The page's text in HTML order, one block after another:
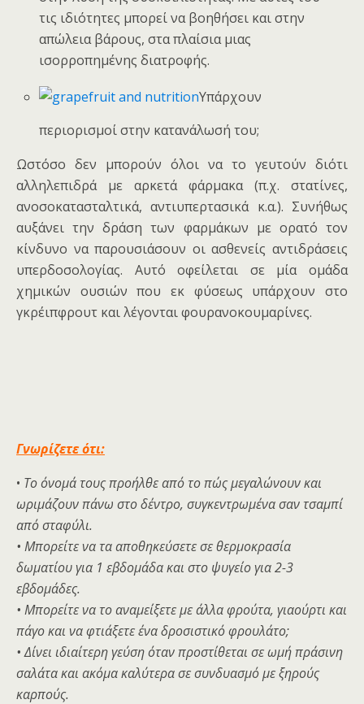
τις ιδιότητες μπορεί να βοηθήσει και στην
απώλεια βάρους, στα πλαίσια μιας
ισορροπημένης διατροφής.
Υπάρχουν
περιορισμοί στην κατανάλωσή του;
Ωστόσο δεν μπορούν όλοι να το γευτούν διότι
αλληλεπιδρά με αρκετά φάρμακα (π.χ. στατίνες,
ανοσοκατασταλτικά, αντιυπερτασικά κ.α.). Συνήθως
αυξάνει την δράση των φαρμάκων με ορατό τον
κίνδυνο να παρουσιάσουν οι ασθενείς αντιδράσεις
υπερδοσολογίας. Αυτό οφείλεται σε μία ομάδα
χημικών ουσιών που εκ φύσεως υπάρχουν στο
γκρέιπφρουτ και λέγονται φουρανοκουμαρίνες.
Γνωρίζετε ότι:
• Το όνομά τους προήλθε από το πώς μεγαλώνουν και
ωριμάζουν πάνω στο δέντρο, συγκεντρωμένα σαν τσαμπί
από σταφύλι.
• Μπορείτε να τα αποθηκεύσετε σε θερμοκρασία
δωματίου για 1 εβδομάδα και στο ψυγείο για 2-3
εβδομάδες.
• Μπορείτε να το αναμείξετε με άλλα φρούτα, γιαούρτι και
πάγο και να φτιάξετε ένα δροσιστικό φρουλάτο;
• Δίνει ιδιαίτερη γεύση όταν προστίθεται σε ωμή πράσινη
σαλάτα και ακόμα καλύτερα σε συνδυασμό με ξηρούς
καρπούς.